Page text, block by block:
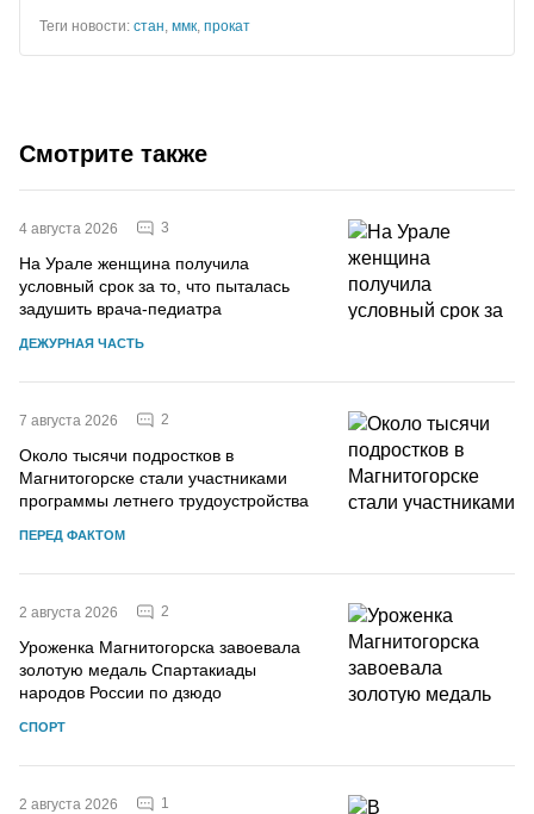
Теги новости: стан ммк прокат
Смотрите также
4 августа 2026 3
На Урале женщина получила
условный срок за то, что пыталась
задушить врача-педиатра
ДЕЖУРНАЯ ЧАСТЬ
7 августа 2026 2
Около тысячи подростков в
Магнитогорске стали участниками
программы летнего трудоустройства
ПЕРЕД ФАКТОМ
2 августа 2026 2
Уроженка Магнитогорска завоевала
золотую медаль Спартакиады
народов России по дзюдо
СПОРТ
2 августа 2026 1